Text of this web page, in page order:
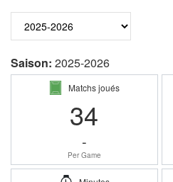
Saison: 2025-2026
Matchs joués
34
-
Per Game